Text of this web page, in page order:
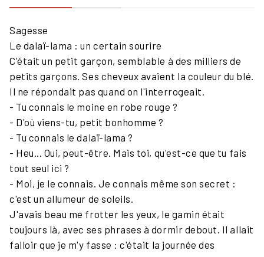
Sagesse
Le dalaï-lama : un certain sourire
C'était un petit garçon, semblable à des milliers de
petits garçons. Ses cheveux avaient la couleur du blé.
Il ne répondait pas quand on l'interrogeait.
- Tu connais le moine en robe rouge ?
- D'où viens-tu, petit bonhomme ?
- Tu connais le dalaï-lama ?
- Heu... Oui, peut-être. Mais toi, qu'est-ce que tu fais
tout seul ici ?
- Moi, je le connais. Je connais même son secret :
c'est un allumeur de soleils.
J'avais beau me frotter les yeux, le gamin était
toujours là, avec ses phrases à dormir debout. Il allait
falloir que je m'y fasse : c'était la journée des